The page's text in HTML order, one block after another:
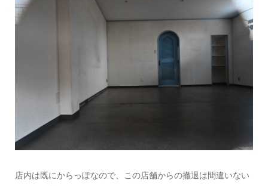
店内は既にからっぽなので、この店舗からの撤退は間違いない